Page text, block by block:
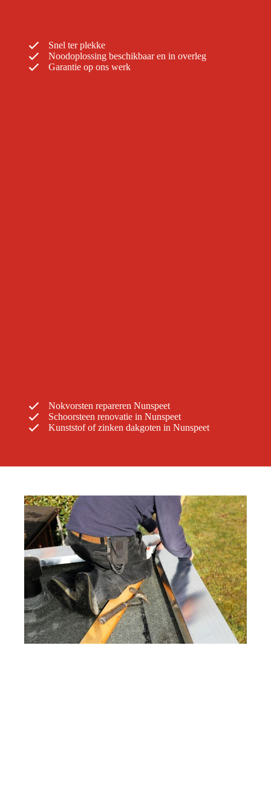
Snel ter plekke
Noodoplossing beschikbaar en in overleg
Garantie op ons werk
Nokvorsten repareren Nunspeet
Schoorsteen renovatie in Nunspeet
Kunststof of zinken dakgoten in Nunspeet